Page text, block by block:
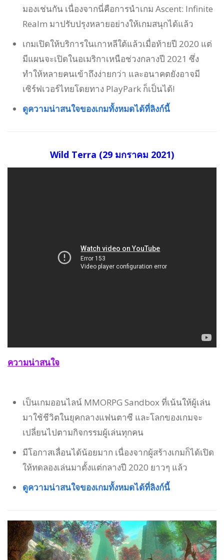
มองเช่นกัน เนื่องจากนี่คือการนำเกม Ascent: Infinite
Realm มาปรับปรุงหลายอย่างให้เกมสนุกได้แล้ว
เกมเปิดให้บริการในเกาหลีใต้แล้วเมื่อท้ายปี 2020 แต่
มีแผนจะเปิดในอเมริกาเหนือช่วงกลางปี 2021 ซึ่ง
ทำให้หลายคนเข้าถึงง่ายกว่า และอนาคตยังอาจมี
เซิร์ฟเวอร์ไทยโดยทาง PlayPark ก็เป็นได้!
ดูความน่าสนใจของเกมทั้งหมดได้ที่ลิงก์นี้
Wild Terra (29 มกราคม 2021)
ความน่าสนใจ
เป็นเกมออนไลน์ MMORPG Sandbox ที่เน้นให้ผู้เล่น
มาใช้ชีวิตในยุคกลางแฟนตาซี และโลกของเกมจะ
เปลี่ยนไปตามกิจกรรมผู้เล่นทุกคน
มีโอกาสเลื่อนได้น้อยมาก เนื่องจากผู้สร้างเกมก็ได้เปิด
ให้ทดลองเล่นมาตั้งแต่กลางปี 2020 ยาวๆ แล้ว
ดูความน่าสนใจของเกมทั้งหมดได้ที่ลิงก์นี้